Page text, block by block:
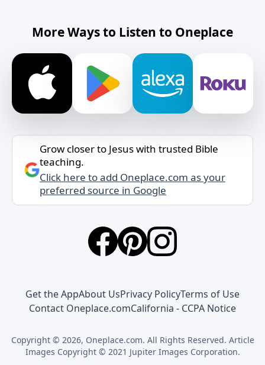
More Ways to Listen to Oneplace
Grow closer to Jesus with trusted Bible
teaching.
Click here to add Oneplace.com as your
preferred source in Google
Get the AppAbout UsPrivacy PolicyTerms of Use
Contact Oneplace.comCalifornia - CCPA Notice
Copyright © 2026, Oneplace.com. All Rights Reserved. Article
Images Copyright © 2021 Jupiter Images Corporation.